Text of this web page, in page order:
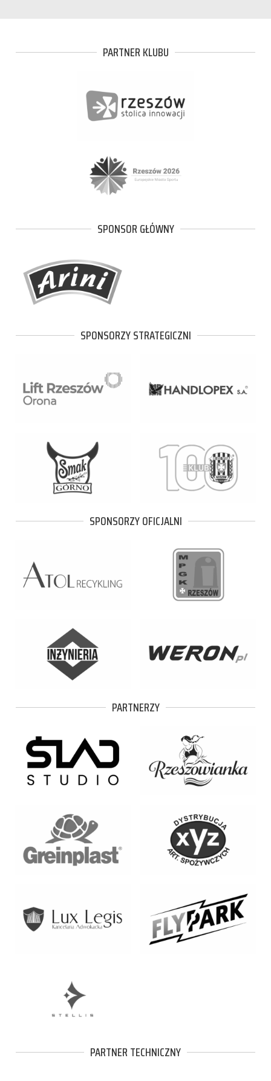
PARTNER KLUBU
SPONSOR GŁÓWNY
SPONSORZY STRATEGICZNI
SPONSORZY OFICJALNI
PARTNERZY
PARTNER TECHNICZNY